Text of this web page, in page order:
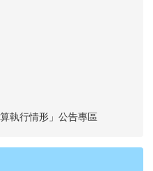
執行情形」公告專區